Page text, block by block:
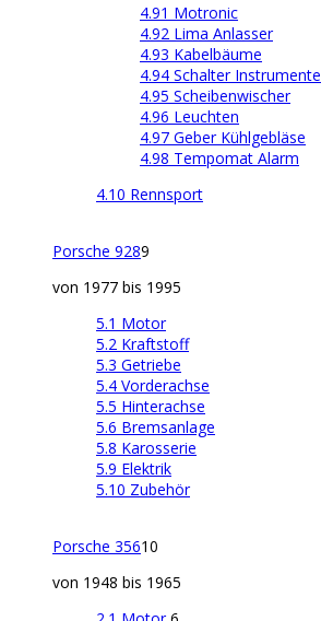
4.91 Motronic
4.92 Lima Anlasser
4.93 Kabelbäume
4.94 Schalter Instrumente
4.95 Scheibenwischer
4.96 Leuchten
4.97 Geber Kühlgebläse
4.98 Tempomat Alarm
4.10 Rennsport
Porsche 9289
von 1977 bis 1995
5.1 Motor
5.2 Kraftstoff
5.3 Getriebe
5.4 Vorderachse
5.5 Hinterachse
5.6 Bremsanlage
5.8 Karosserie
5.9 Elektrik
5.10 Zubehör
Porsche 35610
von 1948 bis 1965